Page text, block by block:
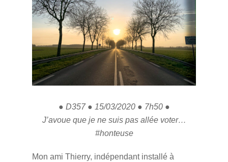
● D357 ● 15/03/2020 ● 7h50 ●
J’avoue que je ne suis pas allée voter…
#honteuse
Mon ami Thierry, indépendant installé à